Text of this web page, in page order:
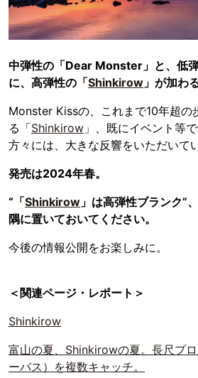
中弾性の「Dear Monster」と、低弾
に、高弾性の「Shinkirow 」が加わる
Monster Kissの、これまで10年超の
る「Shinkirow 」、既にイベント等
方々には、大きな反響をいただいて
発売は2024年春。
“「Shinkirow 」は高弾性ブランク”
隅に置いておいてください。
今後の情報公開をお楽しみに。
＜関連ページ・レポート＞
Shinkirow
富山の夏、Shinkirowの夏。長尺プ
ーバス）を複数キャッチ。